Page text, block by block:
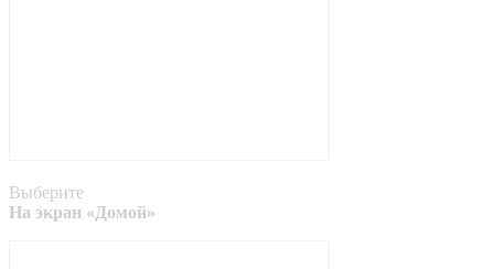
Выберите
На экран «Домой»